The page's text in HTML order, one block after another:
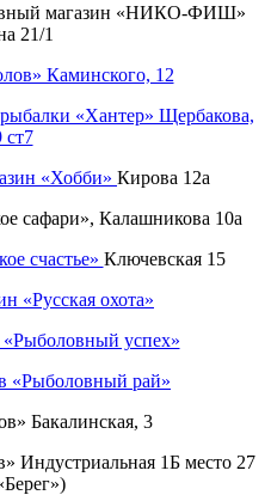
магазин «НИКО-ФИШ»
21/1
Каминского, 12
«Хантер» Щербакова,
ст7
«Хобби» Кирова 12а
сафари», Калашникова 10а
счастье» Ключевская 15
«Русская охота»
«Рыболовный успех»
«Рыболовный рай»
Бакалинская, 3
Индустриальная 1Б место 27